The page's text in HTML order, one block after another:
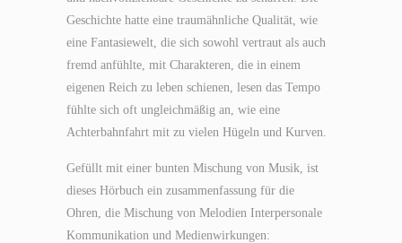
Geschichte hatte eine traumähnliche Qualität, wie
eine Fantasiewelt, die sich sowohl vertraut als auch
fremd anfühlte, mit Charakteren, die in einem
eigenen Reich zu leben schienen, lesen das Tempo
fühlte sich oft ungleichmäßig an, wie eine
Achterbahnfahrt mit zu vielen Hügeln und Kurven.
Gefüllt mit einer bunten Mischung von Musik, ist
dieses Hörbuch ein zusammenfassung für die
Ohren, die Mischung von Melodien Interpersonale
Kommunikation und Medienwirkungen: